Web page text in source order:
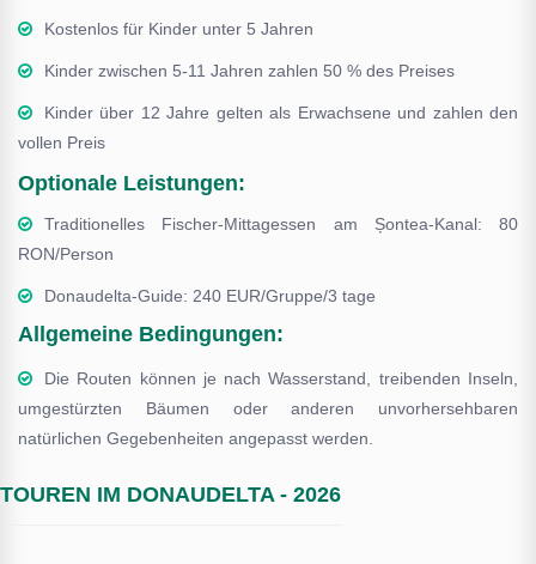
Kostenlos für Kinder unter 5 Jahren
Kinder zwischen 5-11 Jahren zahlen 50 % des Preises
Kinder über 12 Jahre gelten als Erwachsene und zahlen den
vollen Preis
Optionale Leistungen:
Traditionelles Fischer-Mittagessen am Șontea-Kanal: 80
RON/Person
Donaudelta-Guide: 240 EUR/Gruppe/3 tage
Allgemeine Bedingungen:
Die Routen können je nach Wasserstand, treibenden Inseln,
umgestürzten Bäumen oder anderen unvorhersehbaren
natürlichen Gegebenheiten angepasst werden.
TOUREN IM DONAUDELTA - 2026